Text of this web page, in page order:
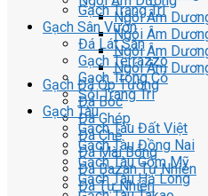
Ngói Âm
Ngói Âm
Ngói Âm
Ngói Âm
Gạch Đá Ốp Tường
Đá Bóc
Đá Ghép
Đá Chẻ
Đá Mài Bóng
Đá Bazan Tự Nhiên
Đá Tự Nhiên
Gạch Trang Trí
Gạch Sân Vườn
Đá Lát Sân
Gạch Terrazzo
Gạch Trồng Cỏ
Sỏi Trang Trí
Gạch Tàu
Gạch Tàu Đất Việt
Gạch Tàu Đồng Nai
Gạch Tàu Gốm Mỹ
Gạch Tàu Hạ Long